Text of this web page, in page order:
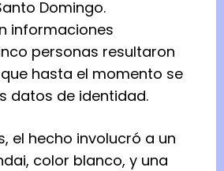
Domingo.
informaciones
personas resultaron
hasta el momento se
datos de identidad.
el hecho involucró a un
color blanco, y una